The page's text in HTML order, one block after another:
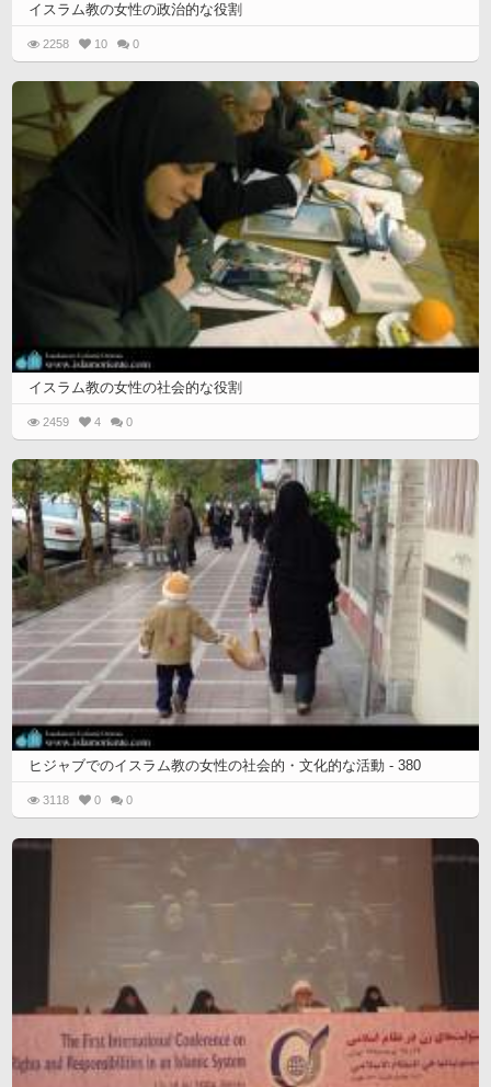
イスラム教の女性の政治的な役割
2258 10 0
イスラム教の女性の社会的な役割
2459 4 0
ヒジャブでのイスラム教の女性の社会的・文化的な活動 - 380
3118 0 0